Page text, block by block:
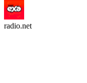
radio.net